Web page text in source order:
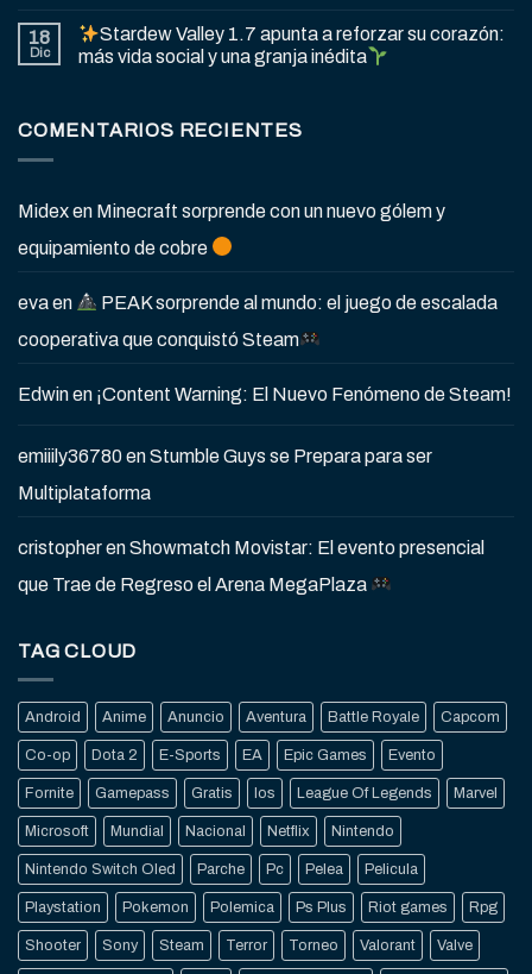
18
Dic
Stardew Valley 1.7 apunta a reforzar su corazón:
más vida social y una granja inédita
COMENTARIOS RECIENTES
Midexen Minecraft sorprende con un nuevo gólem y
equipamiento de cobre
evaen
PEAK sorprende al mundo: el juego de escalada
cooperativa que conquistó Steam
Edwinen ¡Content Warning: El Nuevo Fenómeno de Steam!
emiiily36780enStumble Guys se Prepara para ser
Multiplataforma
cristopherenShowmatch Movistar: El evento presencial
que Trae de Regreso el Arena MegaPlaza
TAG CLOUD
Android Anime Anuncio Aventura Battle Royale Capcom
Co-op Dota 2 E-Sports EA Epic Games Evento
Fornite Gamepass Gratis Ios League Of Legends Marvel
Microsoft Mundial Nacional Netflix Nintendo
Nintendo Switch Oled Parche Pc Pelea Pelicula
Playstation Pokemon Polemica Ps Plus Riot games Rpg
Shooter Sony Steam Terror Torneo Valorant Valve